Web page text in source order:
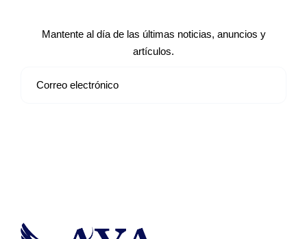
Mantente al día de las últimas noticias, anuncios y
artículos.